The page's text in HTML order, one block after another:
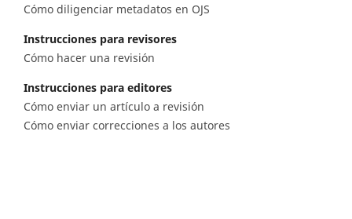
Cómo diligenciar metadatos en OJS
Instrucciones para revisores
Cómo hacer una revisión
Instrucciones para editores
Cómo enviar un artículo a revisión
Cómo enviar correcciones a los autores